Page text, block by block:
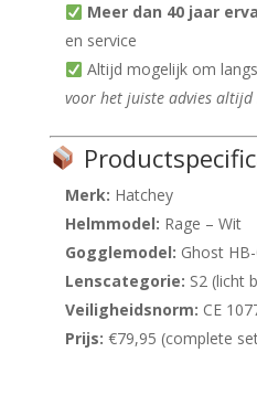
Meer dan 40 jaar
en service
Altijd mogelijk om
voor het juiste advies altijd
Merk: Hatchey
Helmmodel: Rage – Wit
Gogglemodel: Ghost
Lenscategorie: S2 (licht
Veiligheidsnorm: CE
Prijs: €79,95 (complete